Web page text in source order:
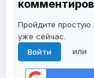
Пройдите простую
уже сейчас.
Войти
или